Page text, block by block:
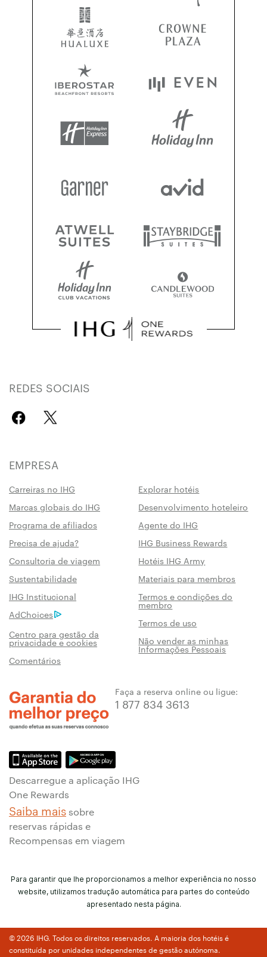
REDES SOCIAIS
EMPRESA
Carreiras no IHG
Explorar hotéis
Marcas globais do IHG
Desenvolvimento hoteleiro
Programa de afiliados
Agente do IHG
Precisa de ajuda?
IHG Business Rewards
Consultoria de viagem
Hotéis IHG Army
Sustentabilidade
Materiais para membros
IHG Institucional
Termos e condições do
membro
AdChoices
Termos de uso
Centro para gestão da
privacidade e cookies Não vender as minhas
Informações Pessoais
Comentários
Faça a reserva online ou ligue:
1 877 834 3613
Descarregue a aplicação IHG
One Rewards
Saiba mais sobre
reservas rápidas e
Recompensas em viagem
Para garantir que lhe proporcionamos a melhor experiência no nosso
website, utilizamos tradução automática para partes do conteúdo
apresentado nesta página.
© 2026 IHG. Todos os direitos reservados. A maioria dos hotéis é
constituída por unidades independentes de gestão autónoma.